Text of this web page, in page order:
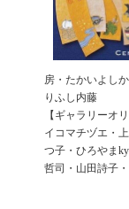
房・たかいよし
りふし内藤
【ギャラリーオ
イコマチヅエ・
つ子・ひろやま
哲司・山田詩子